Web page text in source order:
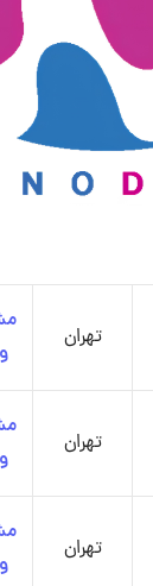
تهران
تهران
تهران